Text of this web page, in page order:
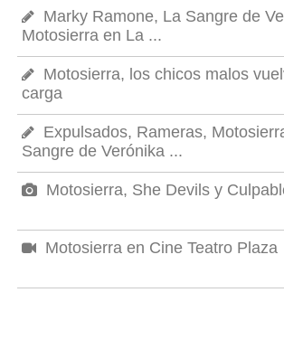
Marky Ramone, La Sangre de
Motosierra en La ...
Motosierra, los chicos malos
carga
Expulsados, Rameras,
Sangre de Verónika ...
Motosierra, She Devils y
Motosierra en Cine Teatro Plaza